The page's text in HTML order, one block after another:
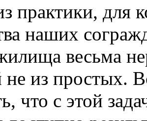
практики, для
наших
весьма
не из простых.
что с этой